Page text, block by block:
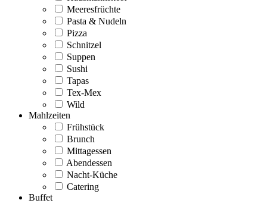
Meeresfrüchte
Pasta & Nudeln
Pizza
Schnitzel
Suppen
Sushi
Tapas
Tex-Mex
Wild
Mahlzeiten
Frühstück
Brunch
Mittagessen
Abendessen
Nacht-Küche
Catering
Buffet